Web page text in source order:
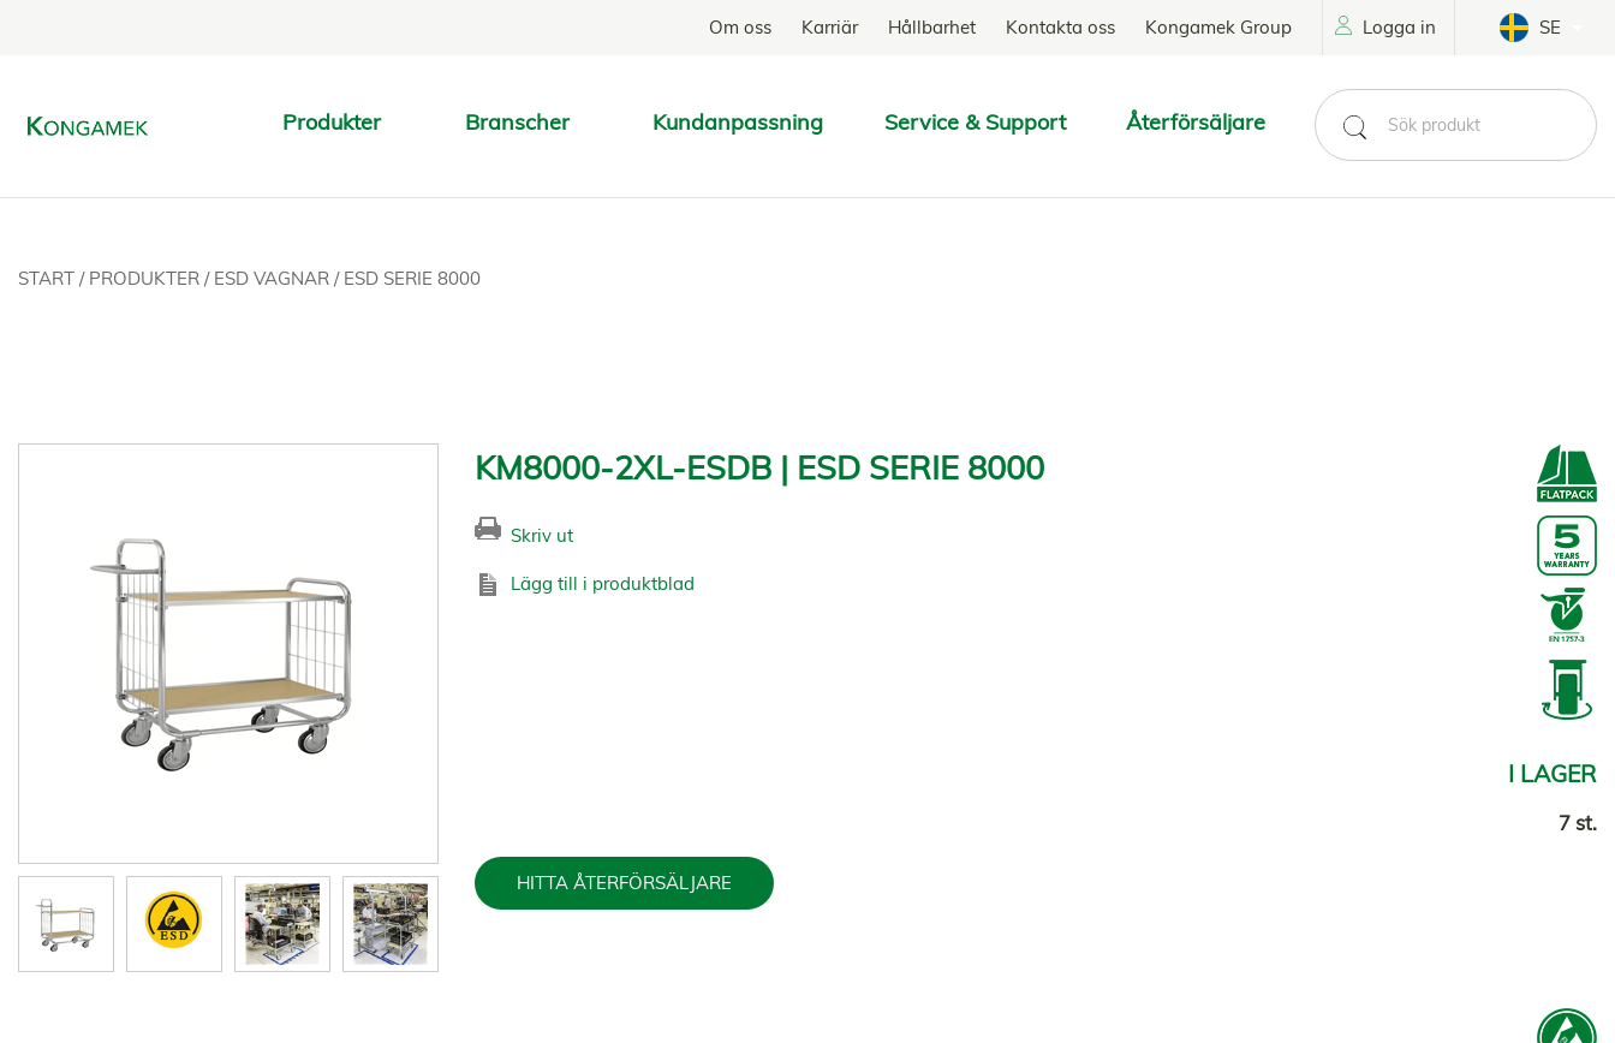
Om oss Karriär Hållbarhet Kontakta oss Kongamek Group Logga in SE
Produkter Branscher Kundanpassning Service & Support Återförsäljare
SÖK
START / PRODUKTER / ESD VAGNAR / ESD SERIE 8000
KM8000-2XL-ESDB | ESD SERIE 8000
Skriv ut
Lägg till i produktblad
I LAGER
7 st.
HITTA ÅTERFÖRSÄLJARE